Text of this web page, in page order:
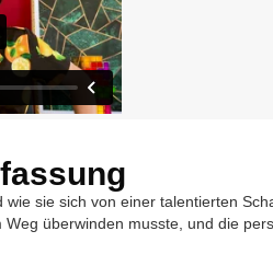
sie sich von einer talentierten
überwinden musste, und die